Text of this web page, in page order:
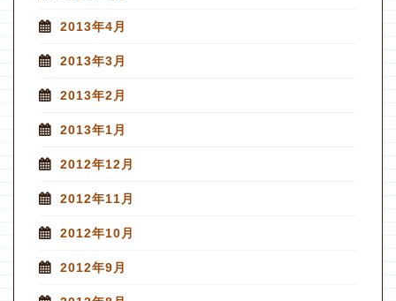
2013年4月
2013年3月
2013年2月
2013年1月
2012年12月
2012年11月
2012年10月
2012年9月